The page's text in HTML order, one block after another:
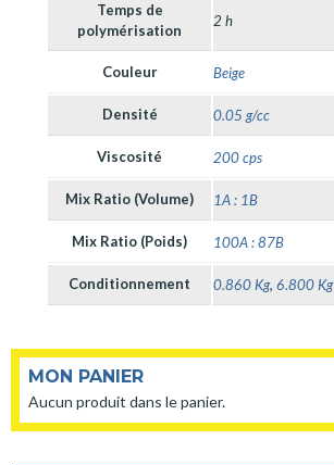
Temps de
polymérisation
2 h
Couleur Beige
Densité 0.05 g/cc
Viscosité 200 cps
Mix Ratio (Volume) 1A : 1B
Mix Ratio (Poids) 100A : 87B
Conditionnement 0.860 Kg, 6.800 Kg
MON PANIER
Aucun produit dans le panier.